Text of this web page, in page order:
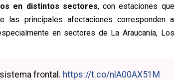
en distintos sectores, con estaciones que
las principales afectaciones corresponden a
en sectores de La Araucanía, Los
frontal. https://t.co/nlA00AX51M